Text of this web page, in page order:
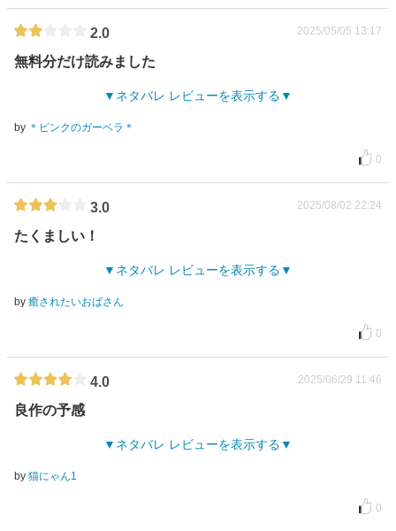
2.0 2025/05/05 13:17
無料分だけ読みました
ネタバレ レビューを表示する
by ＊ピンクのガーベラ＊
0
3.0 2025/08/02 22:24
たくましい！
ネタバレ レビューを表示する
by 癒されたいおばさん
0
4.0 2025/06/29 11:46
良作の予感
ネタバレ レビューを表示する
by 猫にゃん1
0